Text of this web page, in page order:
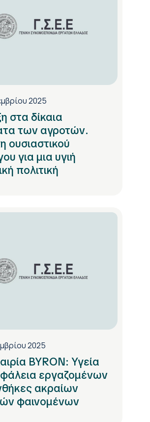
2025
στα δίκαια
των αγροτών.
ουσιαστικού
για μια υγιή
πολιτική
2025
BYRON: Υγεία
εργαζομένων
ακραίων
φαινομένων